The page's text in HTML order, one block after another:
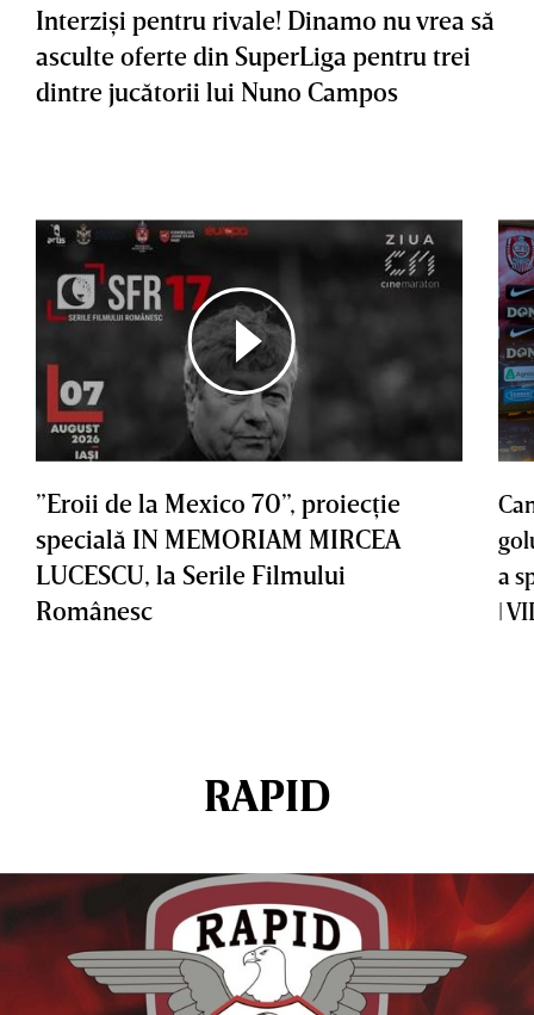
Interzişi pentru rivale! Dinamo nu vrea să
asculte oferte din SuperLiga pentru trei
dintre jucătorii lui Nuno Campos
”Eroii de la Mexico 70”, proiecţie
specială IN MEMORIAM MIRCEA
LUCESCU, la Serile Filmului
Românesc
a
|
RAPID